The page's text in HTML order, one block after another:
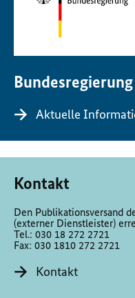
Bundesregierung
Aktuelle
Kontakt
Den Publikationsversand
(externer Dienstleister)
Tel.: 030 18 272 2721
Fax: 030 1810 272 2721
Kontakt